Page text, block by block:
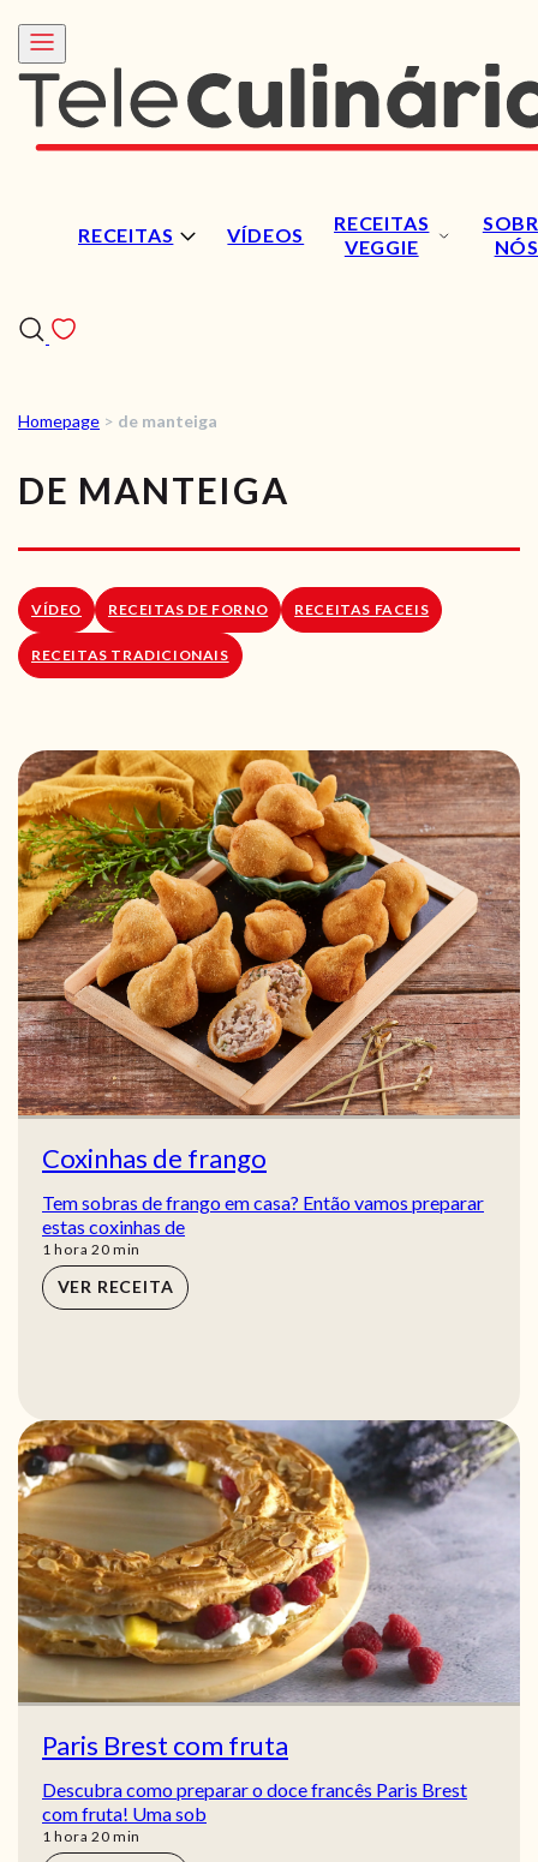
RECEITAS VÍDEOS
RECEITAS
VEGGIE
NÓS
VÍDEOS
RECEITAS VEGGIE
SOBRE NÓS
LOJA ONLINE
Homepage > de manteiga
DE MANTEIGA
VÍDEO RECEITAS DE FORNO RECEITAS FACEIS
RECEITAS TRADICIONAIS
Coxinhas de frango
Tem sobras de frango em casa? Então vamos preparar
estas coxinhas de
1 hora
hora 20min
min
VER RECEITA
Paris Brest com fruta
Descubra como preparar o doce francês Paris Brest
com fruta! Uma sob
1 hora
hora 20min
min